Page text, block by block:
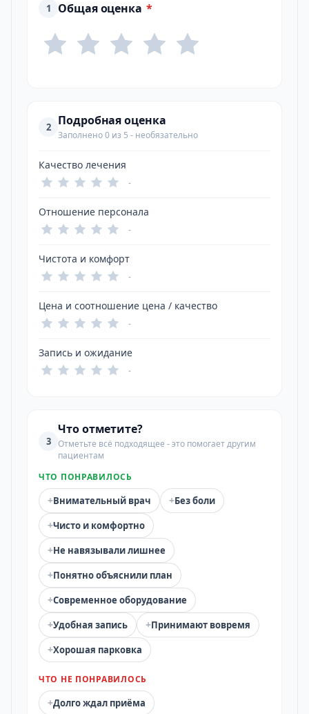
1 Общая оценка *
2 Подробная оценка
Заполнено 0 из 5 - необязательно
Качество лечения
-
Отношение персонала
-
Чистота и комфорт
-
Цена и соотношение цена / качество
-
Запись и ожидание
-
3
Что отметите?
Отметьте всё подходящее - это помогает другим
пациентам
ЧТО ПОНРАВИЛОСЬ
+Внимательный врач +Без боли
+Чисто и комфортно
+Не навязывали лишнее
+Понятно объяснили план
+Современное оборудование
+Удобная запись +Принимают вовремя
+Хорошая парковка
ЧТО НЕ ПОНРАВИЛОСЬ
+Долго ждал приёма